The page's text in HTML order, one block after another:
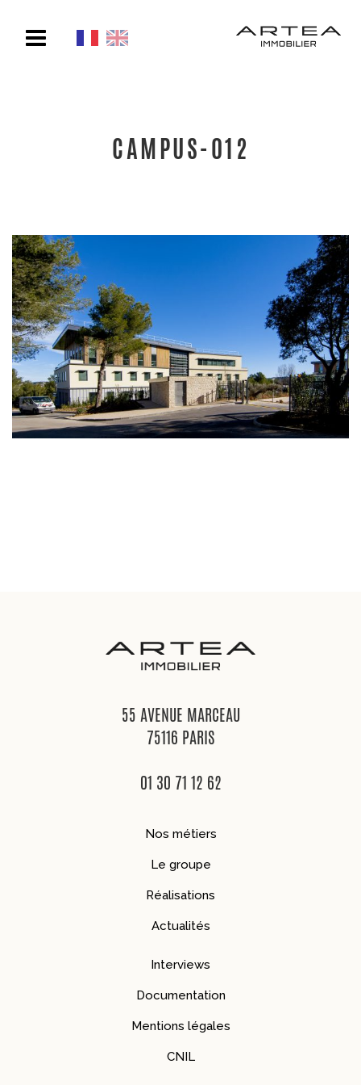
Toggle
CAMPUS-012
55 AVENUE MARCEAU
75116 PARIS
01 30 71 12 62
Nos métiers
Le groupe
Réalisations
Actualités
Interviews
Documentation
Mentions légales
CNIL